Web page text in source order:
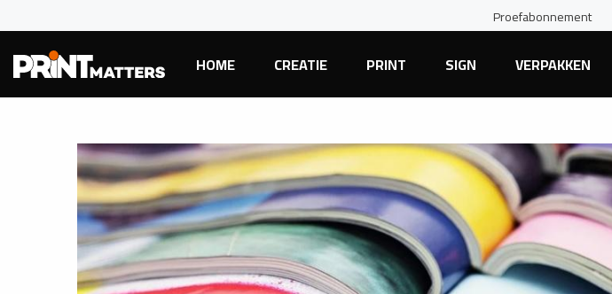
Proefabonnement
HOME CREATIE PRINT SIGN VERPAKKEN